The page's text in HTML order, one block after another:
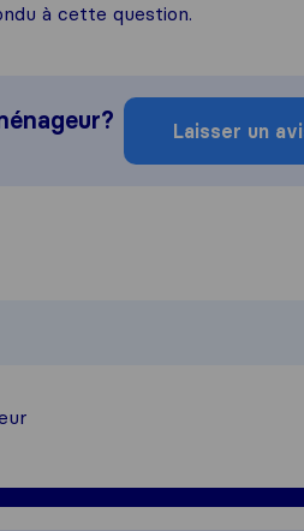
à cette question.
Laisser un
des normes de
des utilisateurs